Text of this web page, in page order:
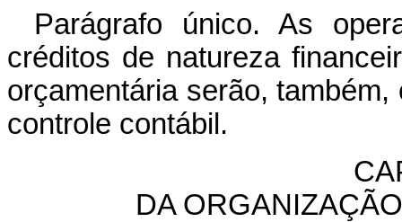
Parágrafo único. As
créditos de natureza
orçamentária serão,
controle contábil.
DA